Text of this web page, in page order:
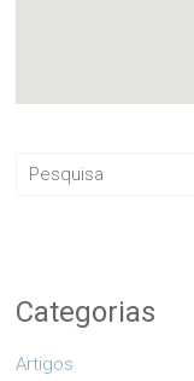
Categorias
Artigos